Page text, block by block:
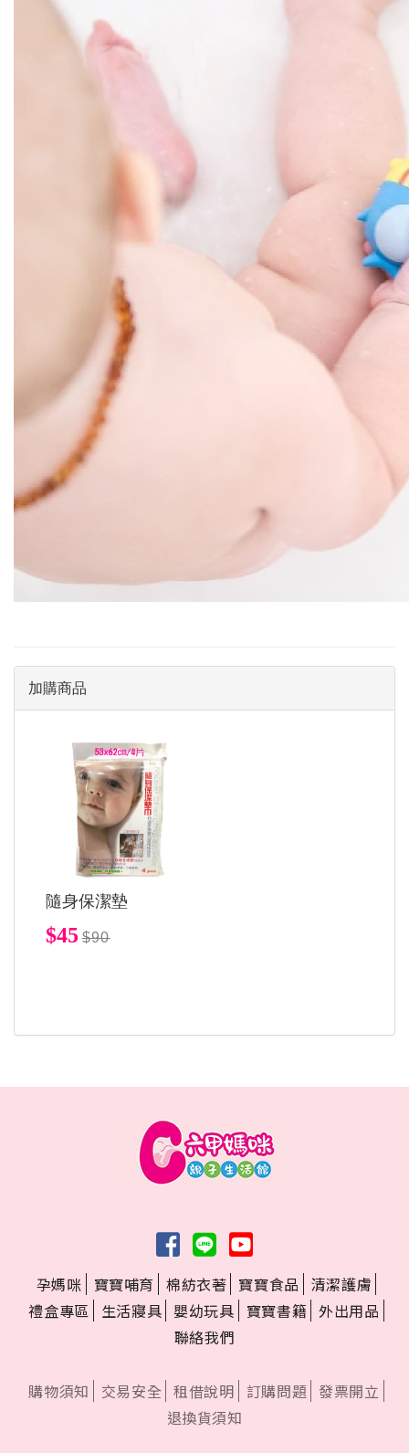
加購商品
隨身保潔墊
$45 $90
孕媽咪 寶寶哺育 棉紡衣著 寶寶食品
清潔護膚
禮盒專區
生活寢具 嬰幼玩具 寶寶書籍 外出用品
聯絡我們
購物須知 交易安全 租借說明 訂購問題 發票開立
退換貨須知